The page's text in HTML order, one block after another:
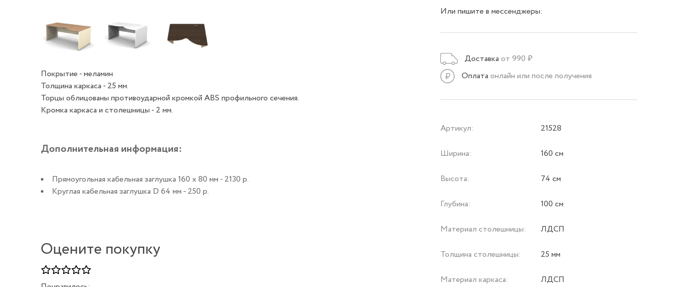
Покрытие - меламин
Толщина каркаса - 25 мм.
Торцы облицованы противоударной кромкой ABS профильного сечения.
Кромка каркаса и столешницы - 2 мм.
Дополнительная информация:
Прямоугольная кабельная заглушка 160 х 80 мм - 2130 р.
Круглая кабельная заглушка D 64 мм - 250 р.
Оцените покупку
Или пишите в мессенджеры:
Доставка от 990 ₽
Оплата онлайн или после получения
Артикул: 21528
Ширина: 160 см
Высота: 74 см
Глубина: 100 см
Материал столешницы: ЛДСП
Толщина столешницы: 25 мм
Материал каркаса: ЛДСП